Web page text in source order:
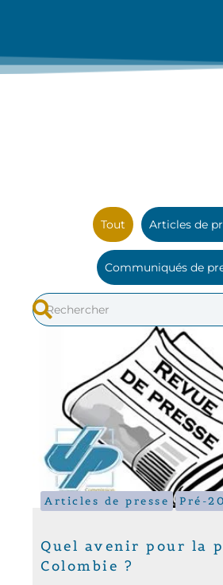
Tout Articles de
Communiqués de
Articles de presse Pré-
Quel avenir pour la
Colombie ?